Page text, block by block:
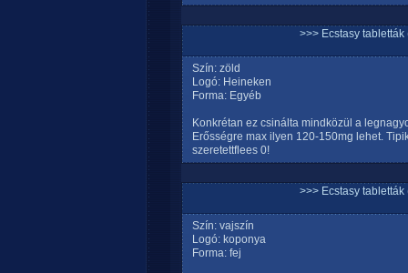
>>> Ecstasy tabletták
Szín: zöld
Logó: Heineken
Forma: Egyéb
Konkrétan ez csinálta mindközül a
Erősségre max ilyen 120-150mg lehet.
szeretettflees 0!
>>> Ecstasy tabletták
Szín: vajszín
Logó: koponya
Forma: fej